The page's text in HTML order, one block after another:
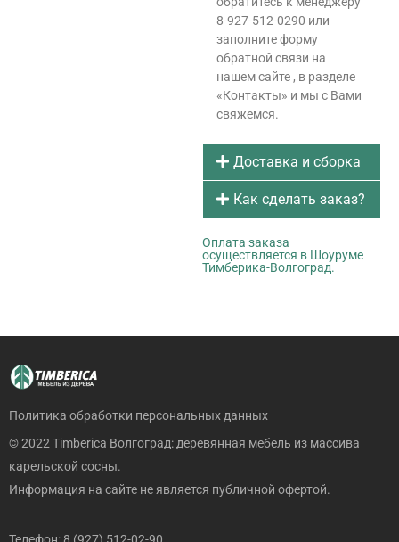
8-927-512-0290 или
заполните форму
обратной связи на
нашем сайте , в разделе
«Контакты» и мы с Вами
свяжемся.
Доставка и сборка
Как сделать заказ?
Оплата заказа
осуществляется в Шоуруме
Тимберика-Волгоград.
Политика обработки персональных данных
© 2022 Timberica Волгоград: деревянная мебель из массива
карельской сосны.
Информация на сайте не является публичной офертой.
Телефон: 8 (927) 512-02-90